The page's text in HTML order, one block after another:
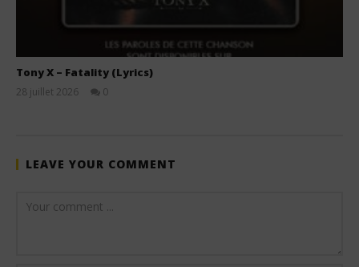
Tony X – Fatality (Lyrics)
28 juillet 2026
0
LEAVE YOUR COMMENT